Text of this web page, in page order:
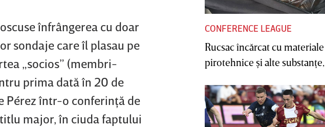
înfrângerea cu doar
sondaje care îl plasau pe
„socios” (membri-
prima dată în 20 de
Pérez într-o conferinţă de
major, în ciuda faptului
CONFERENCE LEAGUE
Rucsac încărcat cu materiale
pirotehnice şi alte substanţe,